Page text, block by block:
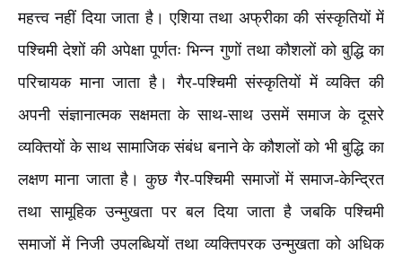
महत्त्व नहीं दिया जाता है। एशिया तथा अफ्रीका की संस्कृतियों में
पश्चिमी देशों की अपेक्षा पूर्णतः भिन्न गुणों तथा कौशलों को बुद्धि का
परिचायक माना जाता है। गैर-पश्चिमी संस्कृतियों में व्यक्ति की
अपनी संज्ञानात्मक सक्षमता के साथ-साथ उसमें समाज के दूसरे
व्यक्तियों के साथ सामाजिक संबंध बनाने के कौशलों को भी बुद्धि का
लक्षण माना जाता है। कुछ गैर-पश्चिमी समाजों में समाज-केन्द्रित
तथा सामूहिक उन्मुखता पर बल दिया जाता है जबकि पश्चिमी
समाजों में निजी उपलब्धियों तथा व्यक्तिपरक उन्मुखता को अधिक